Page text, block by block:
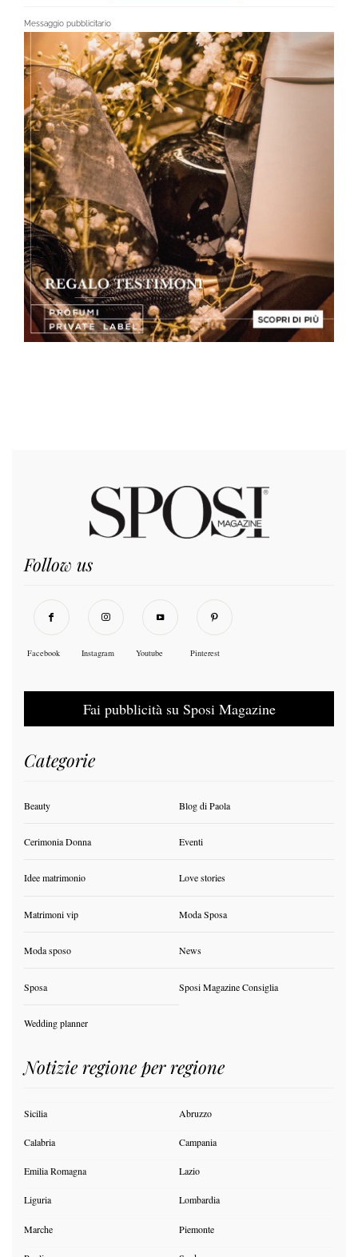
Messaggio pubblicitario
Follow us
Facebook Instagram Youtube Pinterest
Fai pubblicità su Sposi Magazine
Categorie
Beauty Blog di Paola
Cerimonia Donna Eventi
Idee matrimonio Love stories
Matrimoni vip Moda Sposa
Moda sposo News
Sposa Sposi Magazine Consiglia
Wedding planner
Notizie regione per regione
Sicilia Abruzzo
Calabria Campania
Emilia Romagna Lazio
Liguria Lombardia
Marche Piemonte